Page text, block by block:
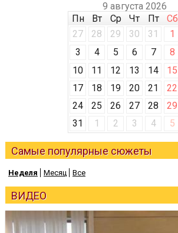
9 августа 2026
Пн
Вт Ср Чт Пт Сб
27
28 29 30 31 1
3
4 5 6 7 8
10
11 12 13 14 15
17
18 19 20 21 22
24
25 26 27 28 29
31
1 2 3 4 5
Самые популярные сюжеты
Неделя Месяц Все
ВИДЕО